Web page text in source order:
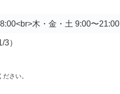
木・金・土 9:00〜21:00
）
さい。